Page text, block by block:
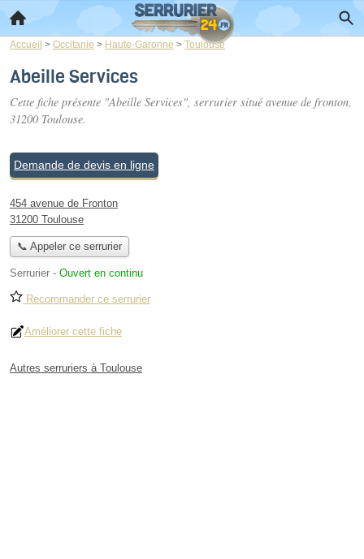
Accueil > Occitanie > Haute-Garonne > Toulouse
Abeille Services
Cette fiche présente "Abeille Services", serrurier situé avenue de fronton,
31200 Toulouse.
Demande de devis en ligne
454 avenue de Fronton
31200 Toulouse
📞 Appeler ce serrurier
Serrurier - Ouvert en continu
Recommander ce serrurier
Améliorer cette fiche
Autres serruriers à Toulouse